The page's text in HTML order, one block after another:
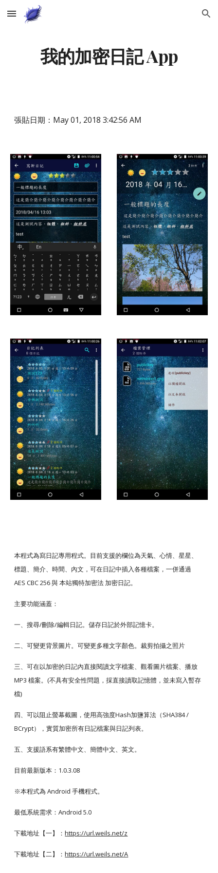
Skip to main content Skip to navigation
我的加密日記 App
張貼日期：May 01, 2018 3:42:56 AM
本程式為寫日記專用程式。目前支援的欄位為天氣、心情、星星、
標題、簡介、時間、內文，可在日記中插入各種檔案，一併通過
AES CBC 256 與 本站獨特加密法 加密日記。
主要功能涵蓋：
一、搜尋/刪除/編輯日記。儲存日記於外部記憶卡。
二、可變更背景圖片。可變更多種文字顏色。裁剪拍攝之照片
三、可在以加密的日記內直接閱讀文字檔案、觀看圖片檔案、播放
MP3 檔案。(不具有安全性問題，採直接讀取記憶體，並未寫入暫存
檔)
四、可以阻止螢幕截圖，使用高強度Hash加鹽算法（SHA384 /
BCrypt），實質加密所有日記檔案與日記列表。
五、支援語系有繁體中文、簡體中文、英文。
目前最新版本：1.0.3.08
※本程式為 Android 手機程式。
最低系統需求：Android 5.0
下載地址【一】：https://url.weils.net/z
下載地址【二】：https://url.weils.net/A